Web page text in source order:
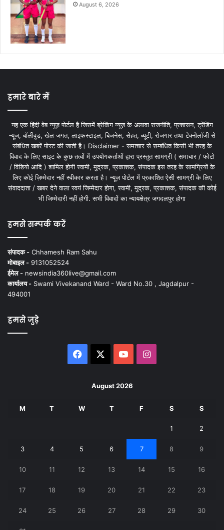
August 6, 2026
हमारे बारे में
यह एक हिंदी वेब न्यूज़ पोर्टल है जिसमें ब्रेकिंग न्यूज़ के अलावा राजनीति, प्रशासन, ट्रेंडिंग
न्यूज, बॉलीवुड, खेल जगत, लाइफस्टाइल, बिजनेस, सेहत, ब्यूटी, रोजगार तथा टेक्नोलॉजी से
संबंधित खबरें पोस्ट की जाती है। Disclaimer - समाचार से सम्बंधित किसी भी तरह के
विवाद के लिए साइट के कुछ तत्वों में उपयोगकर्ताओं द्वारा प्रस्तुत सामग्री ( समाचार / फोटो
/ विडियो आदि ) शामिल होगी स्वामी, मुद्रक, प्रकाशक, संपादक इस तरह के सामग्रियों के
लिए कोई ज़िम्मेदार नहीं स्वीकार करता है। न्यूज़ पोर्टल में प्रकाशित ऐसी सामग्री के लिए
संवाददाता / खबर देने वाला स्वयं जिम्मेदार होगा, स्वामी, मुद्रक, प्रकाशक, संपादक की कोई
भी जिम्मेदारी नहीं होगी. सभी विवादों का न्यायक्षेत्र जगदलपुर होगा
हमसे सम्पर्क करें
संपादक - Chhamesh Ram Sahu
मोबाइल - 9131052524
ईमेल - newsindia360live@gmail.com
कार्यालय - Swami Vivekanand Ward - Ward No.30 , Jagdalpur -
494001
हमसे जुड़े
Facebook YouTubeInstagram
August 2026
M T W T F S S
1 2
3 4 5 6 7 8 9
10 11 12 13 14 15 16
17 18 19 20 21 22 23
24 25 26 27 28 29 30